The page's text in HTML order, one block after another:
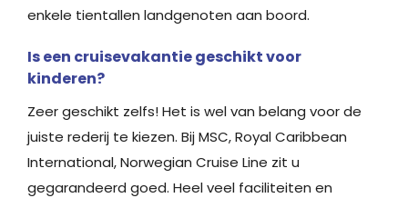
enkele tientallen landgenoten aan boord.
Is een cruisevakantie geschikt voor
kinderen?
Zeer geschikt zelfs! Het is wel van belang voor de
juiste rederij te kiezen. Bij MSC, Royal Caribbean
International, Norwegian Cruise Line zit u
gegarandeerd goed. Heel veel faciliteiten en